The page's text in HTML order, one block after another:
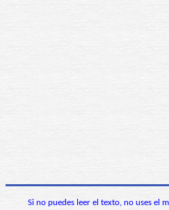
Si no puedes leer el texto, no uses el